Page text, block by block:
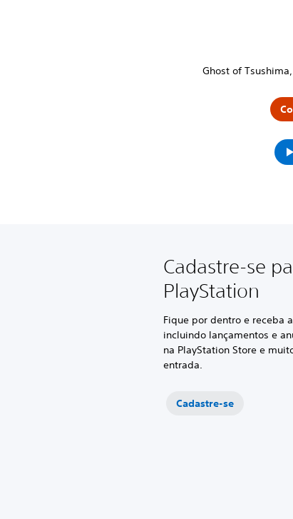
Ghost of
Cadastre-se
PlayStation
Fique por dentro e receba
incluindo lançamentos e
na PlayStation Store e
entrada.
Cadastre-se